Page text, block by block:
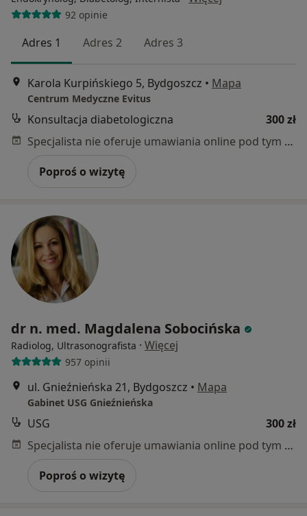
92 opinie
Adres 1 Adres 2 Adres 3
Karola Kurpińskiego 5, Bydgoszcz • Mapa
Centrum Medyczne Evitus
Konsultacja diabetologiczna
300 zł
Specjalista nie oferuje umawiania online pod tym adresem.
Poproś o wizytę
dr n. med. Magdalena Sobocińska
Radiolog, Ultrasonografista · Więcej
957 opinii
ul. Gnieźnieńska 21, Bydgoszcz • Mapa
Gabinet USG Gnieźnieńska
USG
300 zł
Specjalista nie oferuje umawiania online pod tym adresem.
Poproś o wizytę